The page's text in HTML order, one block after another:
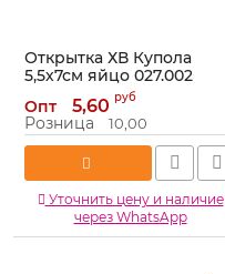
Открытка ХВ Купола
5,5х7см яйцо 027.002
Артикул: 027.002
Опт 5,60 руб
Розница 10,00
Уточнить цену и наличие
через WhatsApp